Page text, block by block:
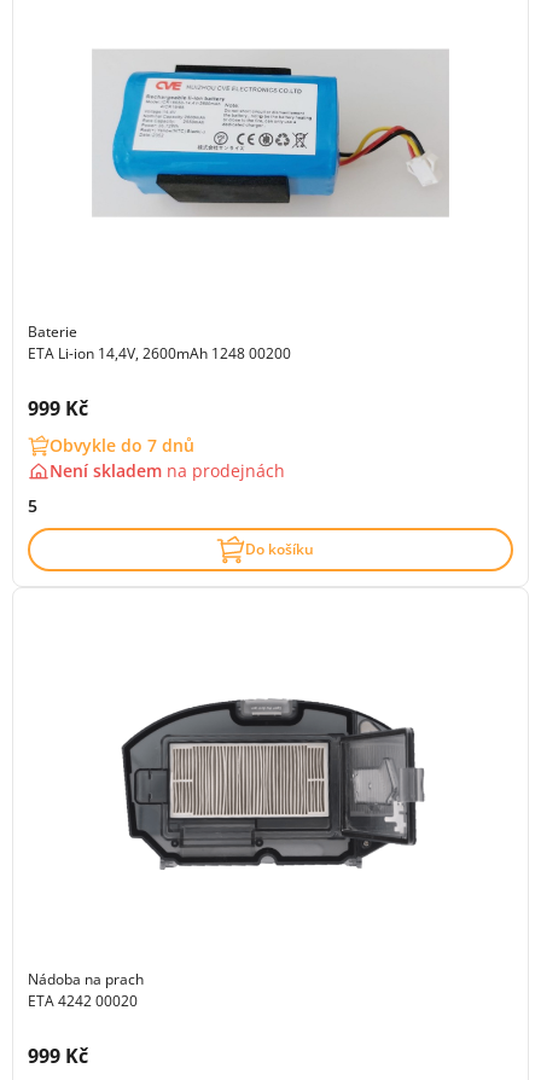
Baterie
ETA Li-ion 14,4V, 2600mAh 1248 00200
Cena s DPH:
999 Kč
Obvykle do 7 dnů
Není skladem na prodejnách
5
Do košíku
Nádoba na prach
ETA 4242 00020
Cena s DPH:
999 Kč